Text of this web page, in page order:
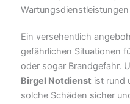
Wartungsdienstleistungen
Ein versehentlich
gefährlichen Situationen
oder sogar Brandgefahr.
Birgel Notdienst ist rund
solche Schäden sicher